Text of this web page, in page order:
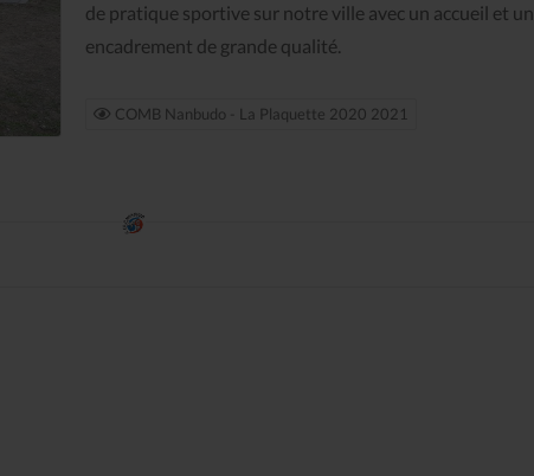
de pratique sportive sur notre ville avec un accueil et un
encadrement de grande qualité.
COMB Nanbudo - La Plaquette 2020 2021